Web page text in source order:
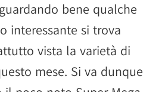
bene qualche
interessante si trova
vista la varietà di
mese. Si va dunque